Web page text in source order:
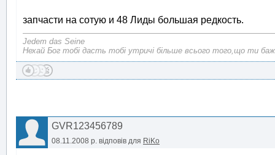
запчасти на сотую и 48 Лиды большая редкость.
Jedem das Seine
Нехай Бог тобі дасть тобі утричі більше всього того,що ти
GVR123456789
08.11.2008 р. відповів для RiKo